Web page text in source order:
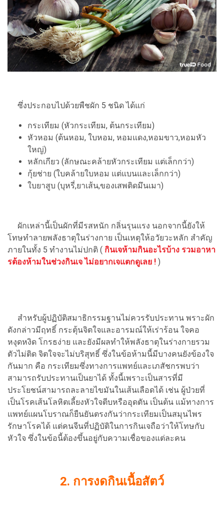
ซึ่งประกอบไปด้วยพืชผัก 5 ชนิด ได้แก่
กระเทียม (หัวกระเทียม, ต้นกระเทียม)
หัวหอม (ต้นหอม, ใบหอม, หอมแดง,หอมขาว,หอมหัว
ใหญ่)
หลักเกียว (ลักษณะคล้ายหัวกระเทียม แต่เล็กกว่า)
กุ้ยช่าย (ใบคล้ายใบหอม แต่แบนและเล็กกว่า)
ใบยาสูบ (บุหรี่,ยาเส้น,ของเสพติดมึนเมา)
ผักเหล่านี้เป็นผักที่มีรสหนัก กลิ่นรุนแรง นอกจากนี้ยังให้
โทษทำลายพลังธาตุในร่างกาย เป็นเหตุให้อวัยวะหลัก สำคัญ
ภายในทั้ง 5 ทำงานไม่ปกติ ( กินเจห้ามกินอะไรบ้าง รวมอาหา
รต้องห้ามในช่วงกินเจ ไม่อยากเจแตกดูเลย ! )
สำหรับผู้ปฏิบัติสมาธิกรรมฐานไม่ควรรับประทาน พราะผัก
ดังกล่าวมีฤทธิ์ กระตุ้นจิตใจและอารมณ์ให้เร่าร้อน ใจคอ
หงุดหงิด โกรธง่าย และยังมีผลทำให้พลังธาตุในร่างกายรวม
ตัวไม่ติด จิตใจจะไม่บริสุทธิ์ ซึ่งในข้อห้ามนี้มีบางคนยังข้องใจ
กันมาก คือ กระเทียมซึ่งทางการแพทย์และเภสัชกรพบว่า
สามารถรับประทานเป็นยาได้ ทั้งนี้เพราะเป็นสารที่มี
ประโยชน์สามารถละลายไขมันในเส้นเลือดได้ เช่น ผู้ป่วยที่
เป็นโรคเส้นโลหิตเลี้ยงหัวใจตีบหรืออุดตัน เป็นต้น แม้ทางการ
แพทย์แผนโบราณก็ยืนยันตรงกันว่ากระเทียมเป็นสมุนไพร
รักษาโรคได้ แต่คนจีนที่ปฏิบัติในการกินเจถือว่าให้โทษกับ
หัวใจ ซึ่งในข้อนี้ต้องขึ้นอยู่กับความเชื่อของแต่ละคน
2. การงดกินเนื้อสัตว์